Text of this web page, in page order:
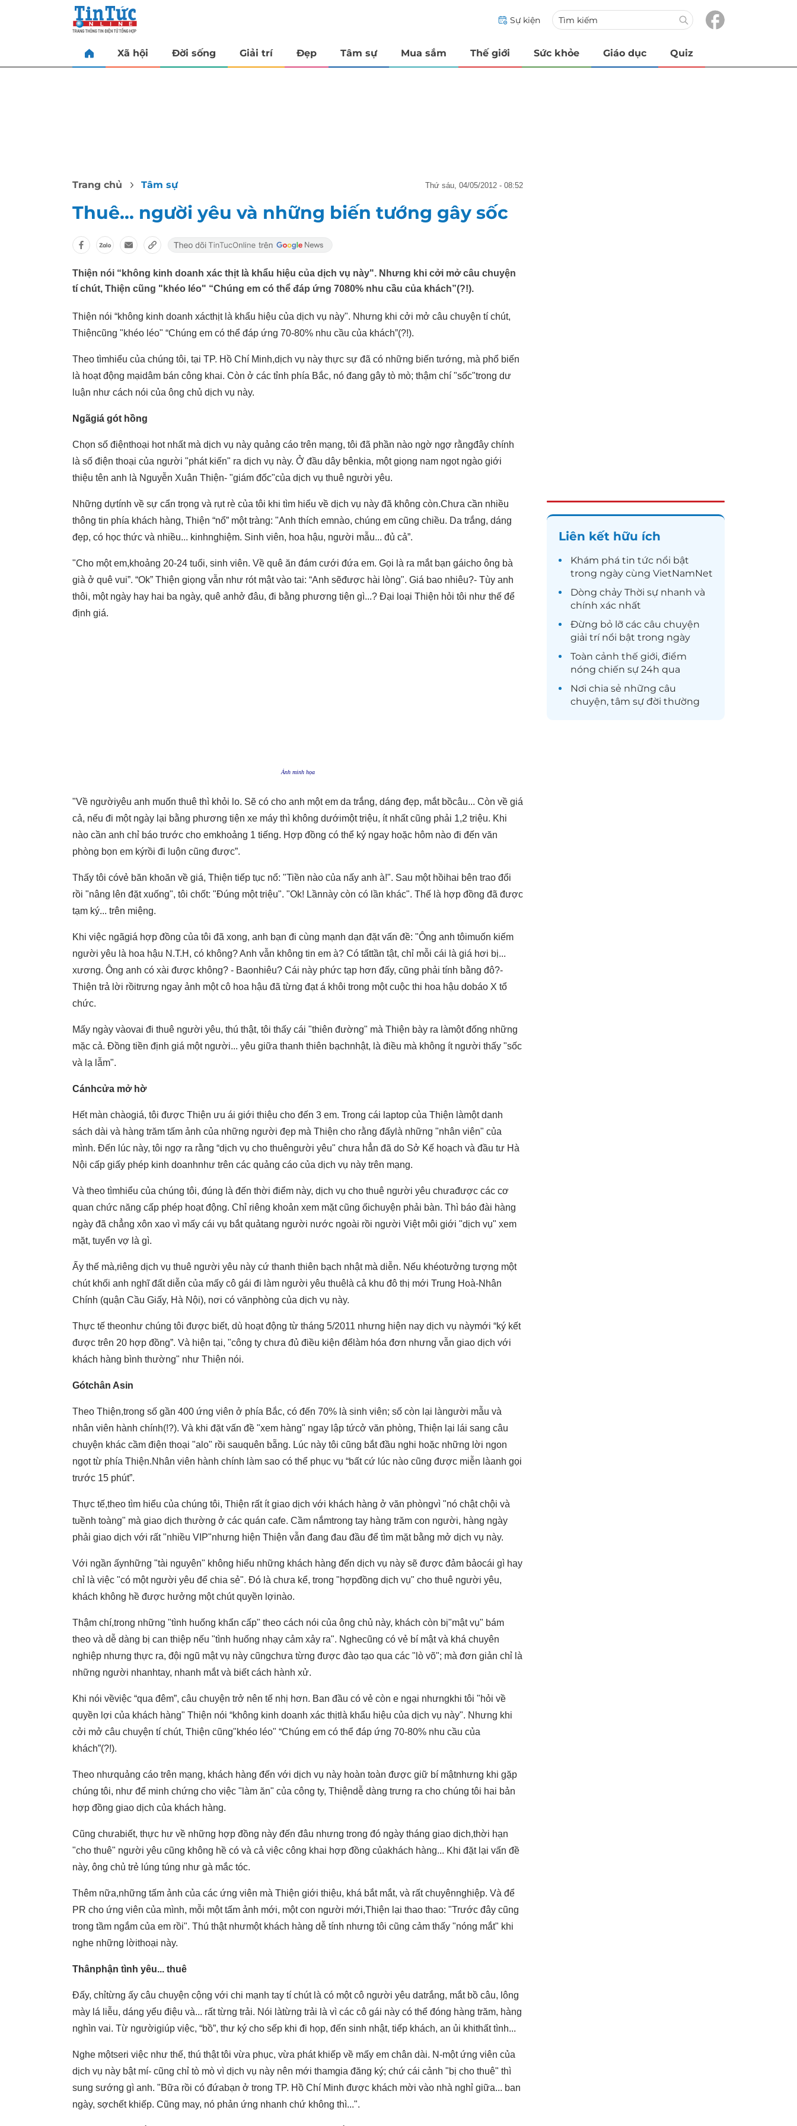
Sự kiện
Xã hội Đời sống Giải trí Đẹp Tâm sự Mua sắm Thế giới Sức khỏe Giáo dục Quiz
Trang chủ Tâm sự thứ sáu, 04/05/2012 - 08:52
Thuê... người yêu và những biến tướng gây sốc
Thiện nói “không kinh doanh xác thịt là khẩu hiệu của dịch vụ này". Nhưng khi cởi mở câu chuyện
tí chút, Thiện cũng "khéo léo" “Chúng em có thể đáp ứng 7080% nhu cầu của khách”(?!).
Thiện nói “không kinh doanh xácthịt là khẩu hiệu của dịch vụ này". Nhưng khi cởi mở câu chuyện tí chút,
Thiệncũng "khéo léo" “Chúng em có thể đáp ứng 70-80% nhu cầu của khách”(?!).
Theo tìmhiểu của chúng tôi, tại TP. Hồ Chí Minh,dịch vụ này thực sự đã có những biến tướng, mà phổ biến
là hoạt động mạidâm bán công khai. Còn ở các tỉnh phía Bắc, nó đang gây tò mò; thậm chí "sốc"trong dư
luận như cách nói của ông chủ dịch vụ này.
Ngãgiá gót hồng
Chọn số điệnthoại hot nhất mà dịch vụ này quảng cáo trên mạng, tôi đã phần nào ngờ ngợ rằngđây chính
là số điện thoại của người "phát kiến" ra dịch vụ này. Ở đầu dây bênkia, một giọng nam ngọt ngào giới
thiệu tên anh là Nguyễn Xuân Thiện- "giám đốc"của dịch vụ thuê người yêu.
Những dựtính về sự cẩn trọng và rụt rè của tôi khi tìm hiểu về dịch vụ này đã không còn.Chưa cần nhiều
thông tin phía khách hàng, Thiện “nổ” một tràng: "Anh thích emnào, chúng em cũng chiều. Da trắng, dáng
đẹp, có học thức và nhiều... kinhnghiệm. Sinh viên, hoa hậu, người mẫu... đủ cả”.
"Cho một em,khoảng 20-24 tuổi, sinh viên. Về quê ăn đám cưới đứa em. Gọi là ra mắt bạn gáicho ông bà
già ở quê vui”. “Ok” Thiện giọng vẫn như rót mật vào tai: “Anh sẽđược hài lòng". Giá bao nhiêu?- Tùy anh
thôi, một ngày hay hai ba ngày, quê anhở đâu, đi bằng phương tiện gì...? Đại loại Thiện hỏi tôi như thế để
định giá.
Ảnh minh họa
"Về ngườiyêu anh muốn thuê thì khỏi lo. Sẽ có cho anh một em da trắng, dáng đẹp, mắt bồcâu... Còn về giá
cả, nếu đi một ngày lại bằng phương tiện xe máy thì không dướimột triệu, ít nhất cũng phải 1,2 triệu. Khi
nào cần anh chỉ báo trước cho emkhoảng 1 tiếng. Hợp đồng có thể ký ngay hoặc hôm nào đi đến văn
phòng bọn em kýrồi đi luộn cũng được”.
Thấy tôi cóvẻ băn khoăn về giá, Thiện tiếp tục nổ: "Tiền nào của nấy anh à!". Sau một hồihai bên trao đổi
rồi "nâng lên đặt xuống", tôi chốt: "Đúng một triệu". "Ok! Lầnnày còn có lần khác". Thế là hợp đồng đã được
tạm ký... trên miệng.
Khi việc ngãgiá hợp đồng của tôi đã xong, anh bạn đi cùng mạnh dạn đặt vấn đề: "Ông anh tôimuốn kiếm
người yêu là hoa hậu N.T.H, có không? Anh vẫn không tin em à? Có tấttần tật, chỉ mỗi cái là giá hơi bị...
xương. Ông anh có xài được không? - Baonhiêu? Cái này phức tạp hơn đấy, cũng phải tính bằng đô?-
Thiện trả lời rồitrưng ngay ảnh một cô hoa hậu đã từng đạt á khôi trong một cuộc thi hoa hậu dobáo X tổ
chức.
Mấy ngày vàovai đi thuê người yêu, thú thật, tôi thấy cái "thiên đường" mà Thiện bày ra làmột đống những
mặc cả. Đồng tiền định giá một người... yêu giữa thanh thiên bạchnhật, là điều mà không ít người thấy "sốc
và lạ lẫm".
Cánhcửa mở hờ
Hết màn chàogiá, tôi được Thiện ưu ái giới thiệu cho đến 3 em. Trong cái laptop của Thiện làmột danh
sách dài và hàng trăm tấm ảnh của những người đẹp mà Thiện cho rằng đấylà những "nhân viên" của
mình. Đến lúc này, tôi ngợ ra rằng “dịch vụ cho thuêngười yêu" chưa hẳn đã do Sở Kế hoạch và đầu tư Hà
Nội cấp giấy phép kinh doanhnhư trên các quảng cáo của dịch vụ này trên mạng.
Và theo tìmhiểu của chúng tôi, đúng là đến thời điểm này, dịch vụ cho thuê người yêu chưađược các cơ
quan chức năng cấp phép hoạt động. Chỉ riêng khoản xem mặt cũng ốichuyện phải bàn. Thì báo đài hàng
ngày đã chẳng xôn xao vì mấy cái vụ bắt quảtang người nước ngoài rồi người Việt môi giới "dịch vụ" xem
mặt, tuyển vợ là gì.
Ấy thế mà,riêng dịch vụ thuê người yêu này cứ thanh thiên bạch nhật mà diễn. Nếu khéotưởng tượng một
chút khối anh nghĩ đất diễn của mấy cô gái đi làm người yêu thuêlà cả khu đô thị mới Trung Hoà-Nhân
Chính (quận Cầu Giấy, Hà Nội), nơi có vănphòng của dịch vụ này.
Thực tế theonhư chúng tôi được biết, dù hoạt động từ tháng 5/2011 nhưng hiện nay dịch vụ nàymới “ký kết
được trên 20 hợp đồng”. Và hiện tại, "công ty chưa đủ điều kiện đểlàm hóa đơn nhưng vẫn giao dịch với
khách hàng bình thường" như Thiện nói.
Gótchân Asin
Theo Thiện,trong số gần 400 ứng viên ở phía Bắc, có đến 70% là sinh viên; số còn lại làngười mẫu và
nhân viên hành chính(!?). Và khi đặt vấn đề "xem hàng" ngay lập tứcở văn phòng, Thiện lại lái sang câu
chuyện khác cầm điện thoại "alo" rồi sauquên bẵng. Lúc này tôi cũng bắt đầu nghi hoặc những lời ngon
ngọt từ phía Thiện.Nhân viên hành chính làm sao có thể phục vụ “bất cứ lúc nào cũng được miễn làanh gọi
trước 15 phút”.
Thực tế,theo tìm hiểu của chúng tôi, Thiện rất ít giao dịch với khách hàng ở văn phòngvì "nó chật chội và
tuềnh toàng" mà giao dịch thường ở các quán cafe. Cầm nắmtrong tay hàng trăm con người, hàng ngày
phải giao dịch với rất "nhiều VIP"nhưng hiện Thiện vẫn đang đau đầu để tìm mặt bằng mở dịch vụ này.
Với ngần ấynhững "tài nguyên" không hiểu những khách hàng đến dịch vụ này sẽ được đảm bảocái gì hay
chỉ là việc "có một người yêu để chia sẻ". Đó là chưa kể, trong "hợpđồng dịch vụ" cho thuê người yêu,
khách không hề được hưởng một chút quyền lợinào.
Thậm chí,trong những "tình huống khẩn cấp" theo cách nói của ông chủ này, khách còn bị"mật vụ" bám
theo và dễ dàng bị can thiệp nếu "tình huống nhạy cảm xảy ra". Nghecũng có vẻ bí mật và khá chuyên
nghiệp nhưng thực ra, đội ngũ mật vụ này cũngchưa từng được đào tạo qua các "lò võ"; mà đơn giản chỉ là
những người nhanhtay, nhanh mắt và biết cách hành xử.
Khi nói vềviệc “qua đêm”, câu chuyện trở nên tế nhị hơn. Ban đầu có vẻ còn e ngại nhưngkhi tôi "hỏi về
quyền lợi của khách hàng" Thiện nói “không kinh doanh xác thịtlà khẩu hiệu của dịch vụ này". Nhưng khi
cởi mở câu chuyện tí chút, Thiện cũng"khéo léo" “Chúng em có thể đáp ứng 70-80% nhu cầu của
khách”(?!).
Theo nhưquảng cáo trên mạng, khách hàng đến với dịch vụ này hoàn toàn được giữ bí mậtnhưng khi gặp
chúng tôi, như để minh chứng cho việc "làm ăn" của công ty, Thiệndễ dàng trưng ra cho chúng tôi hai bản
hợp đồng giao dịch của khách hàng.
Cũng chưabiết, thực hư về những hợp đồng này đến đâu nhưng trong đó ngày tháng giao dịch,thời hạn
"cho thuê" người yêu cũng không hề có và cả việc công khai hợp đồng củakhách hàng... Khi đặt lại vấn đề
này, ông chủ trẻ lúng túng như gà mắc tóc.
Thêm nữa,những tấm ảnh của các ứng viên mà Thiện giới thiệu, khá bắt mắt, và rất chuyênnghiệp. Và để
PR cho ứng viên của mình, mỗi một tấm ảnh mới, một con người mới,Thiện lại thao thao: "Trước đây cũng
trong tầm ngắm của em rồi". Thú thật nhưmột khách hàng dễ tính nhưng tôi cũng cảm thấy "nóng mắt" khi
nghe những lờithoại này.
Thânphận tình yêu... thuê
Đấy, chỉtừng ấy câu chuyện cộng với chi mạnh tay tí chút là có một cô người yêu datrắng, mắt bồ câu, lông
mày lá liễu, dáng yểu điệu và... rất từng trải. Nói làtừng trải là vì các cô gái này có thể đóng hàng trăm, hàng
nghìn vai. Từ ngườigiúp việc, “bồ”, thư ký cho sếp khi đi họp, đến sinh nhật, tiếp khách, an ủi khithất tình...
Nghe mộtseri việc như thế, thú thật tôi vừa phục, vừa phát khiếp về mấy em chân dài. N-một ứng viên của
dịch vụ này bật mí- cũng chỉ tò mò vì dịch vụ này nên mới thamgia đăng ký; chứ cái cảnh "bị cho thuê" thì
sung sướng gì anh. "Bữa rồi có đứabạn ở trong TP. Hồ Chí Minh được khách mời vào nhà nghỉ giữa... ban
ngày, sợchết khiếp. Cũng may, nó phản ứng nhanh chứ không thì...".
Liên kết hữu ích
Khám phá tin tức nổi bật
trong ngày cùng VietNamNet
Dòng chảy Thời sự nhanh và
chính xác nhất
Đừng bỏ lỡ các câu chuyện
giải trínổi bật trong ngày
Toàn cảnh thế giới, điểm
nóng chiến sự 24h qua
Nơi chia sẻ những câu
chuyện, tâm sự đời thường